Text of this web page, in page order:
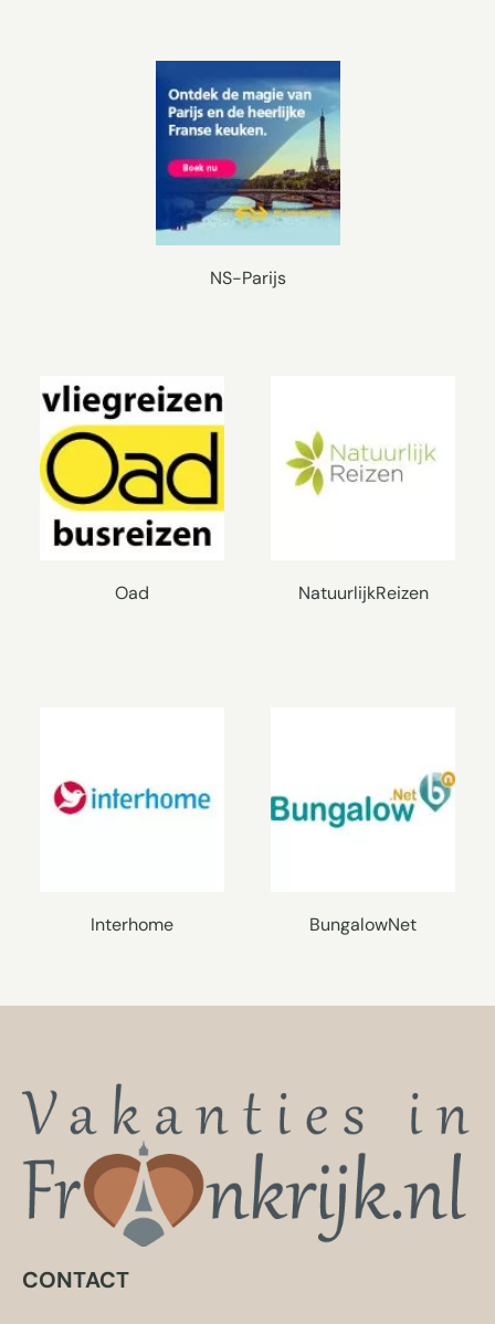
NS-Parijs
Oad NatuurlijkReizen
Interhome BungalowNet
CONTACT